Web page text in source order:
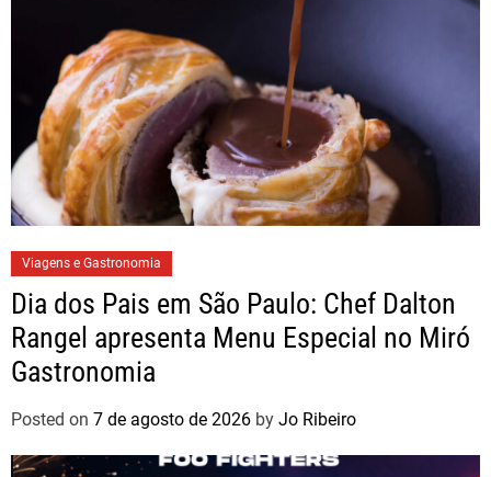
Viagens e Gastronomia
Dia dos Pais em São Paulo: Chef Dalton
Rangel apresenta Menu Especial no Miró
Gastronomia
Posted on 7 de agosto de 2026 by Jo Ribeiro